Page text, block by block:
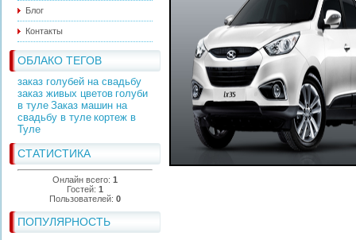
Блог
Контакты
ОБЛАКО ТЕГОВ
заказ голубей на свадьбу
заказ живых цветов голуби
в туле Заказ машин на
свадьбу в туле кортеж в
Туле
СТАТИСТИКА
Онлайн всего: 1
Гостей: 1
Пользователей: 0
ПОПУЛЯРНОСТЬ